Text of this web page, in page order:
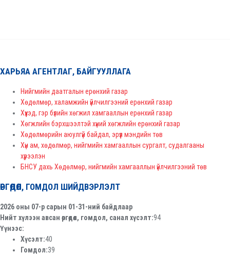
ХАРЬЯА АГЕНТЛАГ, БАЙГУУЛЛАГА
Нийгмийн даатгалын ерөнхий газар
Хөдөлмөр, халамжийн үйлчилгээний ерөнхий газар
Хүүхэд, гэр бүлийн хөгжил хамгааллын ерөнхий газар
Хөгжлийн бэрхшээлтэй хүний хөгжлийн ерөнхий газар
Хөдөлмөрийн аюулгүй байдал, эрүүл мэндийн төв
Хүн ам, хөдөлмөр, нийгмийн хамгааллын сургалт, судалгааны
хүрээлэн
БНСУ дахь Хөдөлмөр, нийгмийн хамгааллын үйлчилгээний төв
ӨРГӨДӨЛ, ГОМДОЛ ШИЙДВЭРЛЭЛТ
2026 оны 07-р сарын 01-31-ний байдлаар
Нийт хүлээн авсан өргөдөл, гомдол, санал хүсэлт:94
Үүнээс:
Хүсэлт:40
Гомдол:39